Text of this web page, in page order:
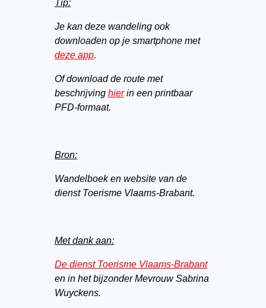
Tip:
Je kan deze wandeling ook
downloaden op je smartphone met
deze app.
Of download de route met
beschrijving hierin een printbaar
PFD-formaat.
Bron:
Wandelboek en website van de
dienst Toerisme Vlaams-Brabant.
Met dank aan:
De dienst Toerisme Vlaams-Brabant
en in het bijzonder Mevrouw Sabrina
Wuyckens.